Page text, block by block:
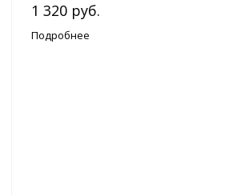
1 320 руб.
Подробнее